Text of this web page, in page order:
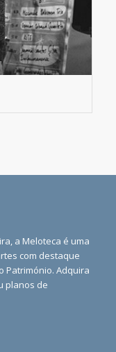
a Meloteca é uma
com destaque
Património. Adquira
planos de